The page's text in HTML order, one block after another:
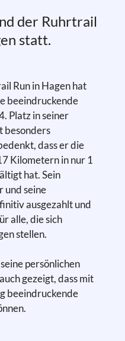
der Ruhrtrail
statt.
Run in Hagen hat
beeindruckende
Platz in seiner
besonders
dass er die
Kilometern in nur 1
hat. Sein
und seine
ausgezahlt und
alle, die sich
stellen.
persönlichen
gezeigt, dass mit
beeindruckende